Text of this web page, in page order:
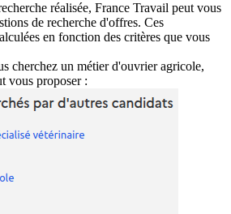
réalisée, France Travail peut vous
de recherche d'offres. Ces
en fonction des critères que vous
cherchez un métier d'ouvrier agricole,
vous proposer :